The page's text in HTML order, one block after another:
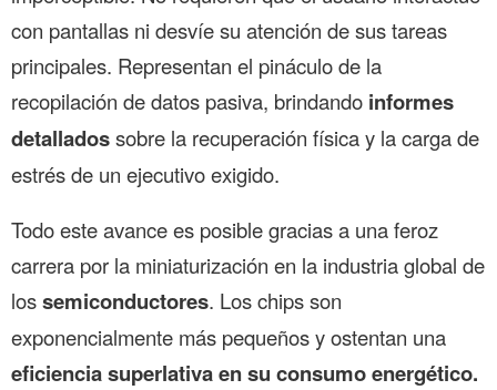
con pantallas ni desvíe su atención de sus tareas
principales. Representan el pináculo de la
recopilación de datos pasiva, brindando informes
detalladossobre la recuperación física y la carga de
estrés de un ejecutivo exigido.
Todo este avance es posible gracias a una feroz
carrera por la miniaturización en la industria global de
lossemiconductores. Los chips son
exponencialmente más pequeños y ostentan una
eficiencia superlativa en su consumo energético.